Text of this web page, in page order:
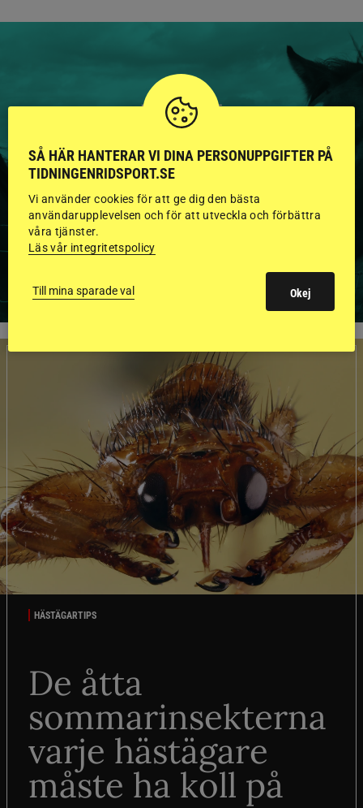
HINGSTAR ONLINE
GODKÄNDA HINGSTAR I
FLERA KATEGORIER MED
BILDER OCH FAKTA
HÄSTÄGARTIPS
De åtta
sommarinsekterna
varje hästägare
måste ha koll på
SÅ HÄR HANTERAR VI DINA PERSONUPPGIFTER PÅ
TIDNINGENRIDSPORT.SE
Vi använder cookies för att ge dig den bästa
användarupplevelsen och för att utveckla och förbättra
våra tjänster.
Läs vår integritetspolicy
Till mina sparade val Okej